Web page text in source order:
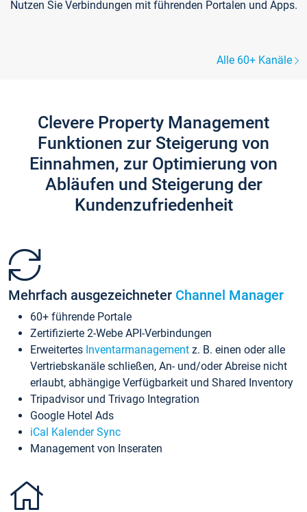
Nutzen Sie Verbindungen mit führenden Portalen und Apps.
Alle 60+ Kanäle
Clevere Property Management
Funktionen zur Steigerung von
Einnahmen, zur Optimierung von
Abläufen und Steigerung der
Kundenzufriedenheit
Mehrfach ausgezeichneter Channel Manager
60+ führende Portale
Zertifizierte 2-Webe API-Verbindungen
Erweitertes Inventarmanagement z. B. einen oder alle
Vertriebskanäle schließen, An- und/oder Abreise nicht
erlaubt, abhängige Verfügbarkeit und Shared Inventory
Tripadvisor und Trivago Integration
Google Hotel Ads
iCal Kalender Sync
Management von Inseraten